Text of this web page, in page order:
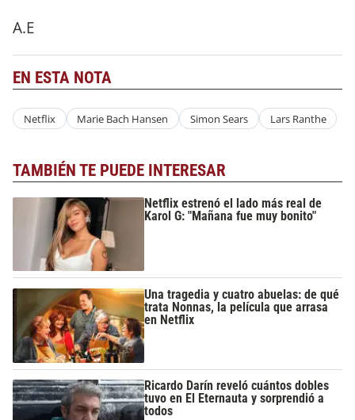
A.E
EN ESTA NOTA
Netflix Marie Bach Hansen Simon Sears Lars Ranthe
TAMBIÉN TE PUEDE INTERESAR
Netflix estrenó el lado más real de
Karol G: "Mañana fue muy bonito"
Una tragedia y cuatro abuelas: de qué
trata Nonnas, la película que arrasa
en Netflix
Ricardo Darín reveló cuántos dobles
tuvo en El Eternauta y sorprendió a
todos